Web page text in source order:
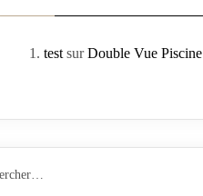
test surDouble Vue Piscine